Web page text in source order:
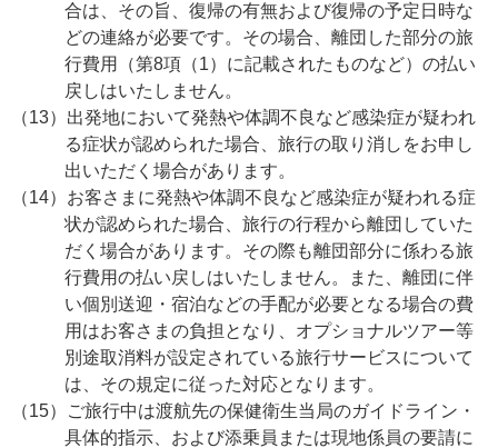
合は、その旨、復帰の有無および復帰の予定日時な
どの連絡が必要です。その場合、離団した部分の旅
行費用（第8項（1）に記載されたものなど）の払い
戻しはいたしません。
（13）出発地において発熱や体調不良など感染症が疑われ
る症状が認められた場合、旅行の取り消しをお申し
出いただく場合があります。
（14）お客さまに発熱や体調不良など感染症が疑われる症
状が認められた場合、旅行の行程から離団していた
だく場合があります。その際も離団部分に係わる旅
行費用の払い戻しはいたしません。また、離団に伴
い個別送迎・宿泊などの手配が必要となる場合の費
用はお客さまの負担となり、オプショナルツアー等
別途取消料が設定されている旅行サービスについて
は、その規定に従った対応となります。
（15）ご旅行中は渡航先の保健衛生当局のガイドライン・
具体的指示、および添乗員または現地係員の要請に